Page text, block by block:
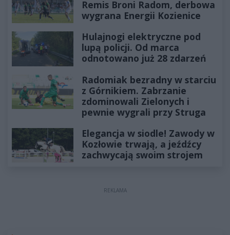
Remis Broni Radom, derbowa
wygrana Energii Kozienice
Hulajnogi elektryczne pod
lupą policji. Od marca
odnotowano już 28 zdarzeń
Radomiak bezradny w starciu
z Górnikiem. Zabrzanie
zdominowali Zielonych i
pewnie wygrali przy Struga
Elegancja w siodle! Zawody w
Kozłowie trwają, a jeźdźcy
zachwycają swoim strojem
REKLAMA